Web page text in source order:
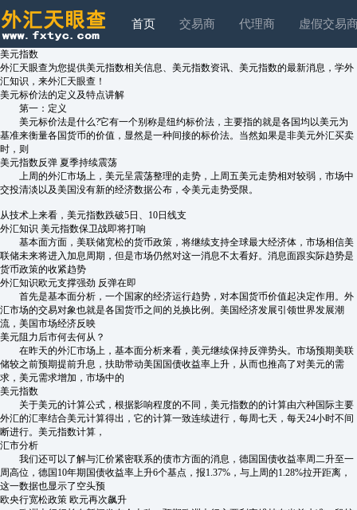
首页 交易商 代理商 虚假交易
美元指数
外汇天眼查为您提供美元指数相关信息、美元指数资讯、美元指数的最新消息，学外
汇知识，来外汇天眼查！
美元标价法的定义及特点讲解
第一：定义
美元标价法是什么?它有一个别称是纽约标价法，主要指的就是各国均以美元为
基准来衡量各国货币的价值，显然是一种间接的标价法。当然如果是非美元外汇买卖
时，则
美元指数反弹 夏季持续震荡
上周的外汇市场上，美元呈震荡整理的走势，上周五美元走势相对较弱，市场中
交投清淡以及美国没有新的经济数据公布，令美元走势受限。
从技术上来看，美元指数跌破5日、10日线支
外汇知识 美元指数保卫战即将打响
基本面方面，美联储宽松的货币政策，将继续支持全球最大经济体，市场相信美
联储未来将进入加息周期，但是市场仍然对这一消息不太看好。消息面跟实际趋势是
货币政策的收紧趋势
外汇知识欧元支撑强劲 反弹在即
首先是基本面分析，一个国家的经济运行趋势，对本国货币价值起决定作用。外
汇市场的交易对象也就是各国货币之间的兑换比例。美国经济发展引领世界发展潮
流，美国市场经济反映
美元阻力后市何去何从？
在昨天的外汇市场上，基本面分析来看，美元继续保持反弹势头。市场预期美联
储较之前预期提前升息，扶助带动美国国债收益率上升，从而也推高了对美元的需
求，美元需求增加，市场中的
美元指数
关于美元的计算公式，根据影响程度的不同，美元指数的的计算由六种国际主要
外汇的汇率结合美元计算得出，它的计算一致连续进行，每周七天，每天24小时不间
断进行。美元指数计算，
汇市分析
我们还可以了解与汇价紧密联系的债市方面的消息，德国国债收益率周二升至一
周高位，德国10年期国债收益率上升6个基点，报1.37%，与上周的1.28%拉开距离，
这一数据也显示了空头预
欧央行宽松政策 欧元再次飙升